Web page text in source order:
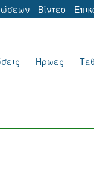
Βίντεο
Ήρωες